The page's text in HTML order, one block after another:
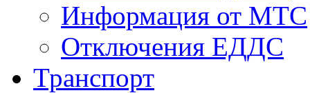
Информация от МТС
Отключения ЕДДС
Транспорт